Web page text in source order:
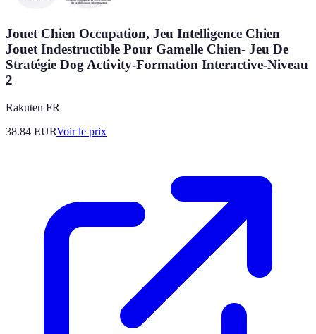
Jouet Chien Occupation, Jeu Intelligence Chien
Jouet Indestructible Pour Gamelle Chien- Jeu De
Stratégie Dog Activity-Formation Interactive-Niveau
2
Rakuten FR
38.84 EURVoir le prix